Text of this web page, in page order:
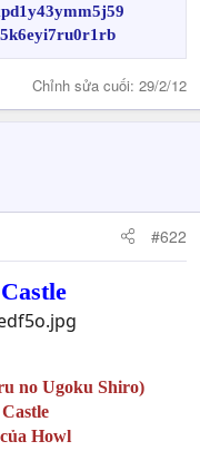
Chỉnh sửa cuối: 29/2/12
#622
no Ugoku Shiro)
Howl